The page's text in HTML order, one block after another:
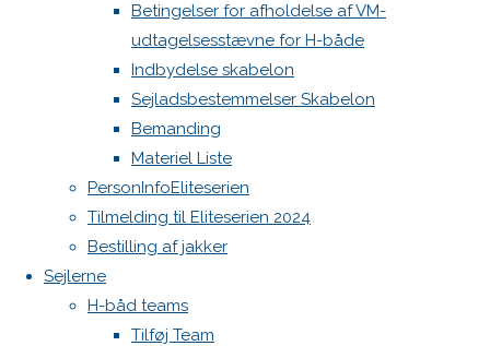
Betingelser for afholdelse af VM-
udtagelsesstævne for H-både
Indbydelse skabelon
Sejladsbestemmelser Skabelon
Bemanding
Materiel Liste
PersonInfoEliteserien
Tilmelding til Eliteserien 2024
Bestilling af jakker
Sejlerne
H-båd teams
Tilføj Team
Skriv
et
svar
Din e-
mailadresse
vil ikke